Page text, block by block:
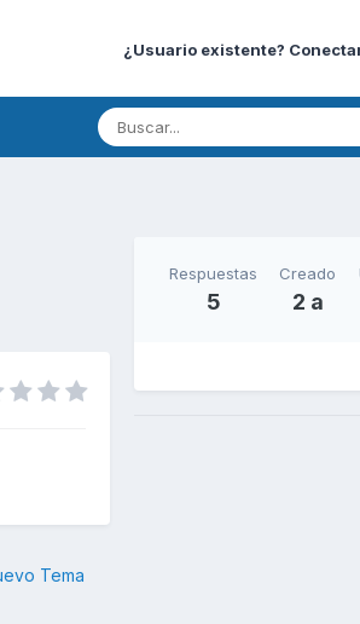
¿Usuario existente?
Tema
Respuestas
5
Creado
2 a